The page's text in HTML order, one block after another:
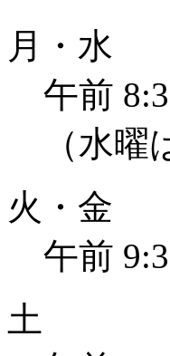
月・水
午前
（水
火・金
午前
土